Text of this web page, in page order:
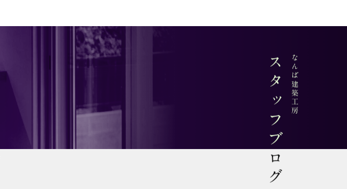
なんば建築工房
スタッフブログ